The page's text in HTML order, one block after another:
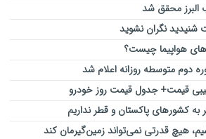
نگران نشوید
هواپیما چیست؟
دوم متوسطه روزانه اعلام شد
قیمت+ جدول قیمت روز خودرو
به کشورهای پاکستان و قطر نداریم
هیچ قدرتی نمی‌تواند زمین‌گیرمان کند